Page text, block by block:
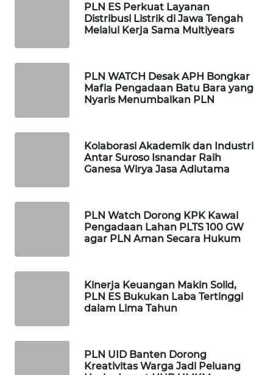
PLN ES Perkuat Layanan
Distribusi Listrik di Jawa Tengah
Melalui Kerja Sama Multiyears
PLN WATCH Desak APH Bongkar
Mafia Pengadaan Batu Bara yang
Nyaris Menumbalkan PLN
Kolaborasi Akademik dan Industri
Antar Suroso Isnandar Raih
Ganesa Wirya Jasa Adiutama
PLN Watch Dorong KPK Kawal
Pengadaan Lahan PLTS 100 GW
agar PLN Aman Secara Hukum
Kinerja Keuangan Makin Solid,
PLN ES Bukukan Laba Tertinggi
dalam Lima Tahun
PLN UID Banten Dorong
Kreativitas Warga Jadi Peluang
WAHANA
PERSONA
WAHANA
WAHANA
LISTRIK